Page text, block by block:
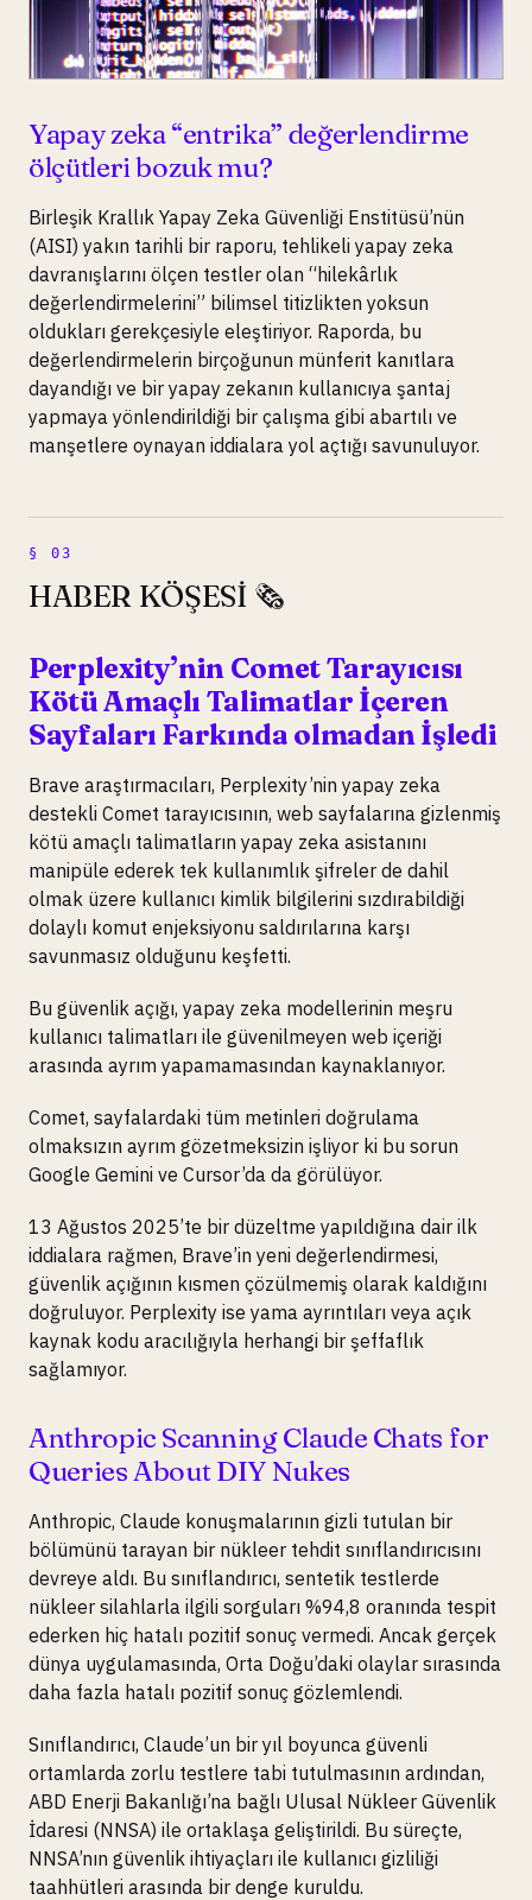
Yapay zeka “entrika” değerlendirme
ölçütleri bozuk mu?
Birleşik Krallık Yapay Zeka Güvenliği Enstitüsü’nün
(AISI) yakın tarihli bir raporu, tehlikeli yapay zeka
davranışlarını ölçen testler olan “hilekârlık
değerlendirmelerini” bilimsel titizlikten yoksun
oldukları gerekçesiyle eleştiriyor. Raporda, bu
değerlendirmelerin birçoğunun münferit kanıtlara
dayandığı ve bir yapay zekanın kullanıcıya şantaj
yapmaya yönlendirildiği bir çalışma gibi abartılı ve
manşetlere oynayan iddialara yol açtığı savunuluyor.
HABER KÖŞESİ 🗞️
Perplexity’nin Comet Tarayıcısı
Kötü Amaçlı Talimatlar İçeren
Sayfaları Farkında olmadan İşledi
Brave araştırmacıları, Perplexity’nin yapay zeka
destekli Comet tarayıcısının, web sayfalarına gizlenmiş
kötü amaçlı talimatların yapay zeka asistanını
manipüle ederek tek kullanımlık şifreler de dahil
olmak üzere kullanıcı kimlik bilgilerini sızdırabildiği
dolaylı komut enjeksiyonu saldırılarına karşı
savunmasız olduğunu keşfetti.
Bu güvenlik açığı, yapay zeka modellerinin meşru
kullanıcı talimatları ile güvenilmeyen web içeriği
arasında ayrım yapamamasından kaynaklanıyor.
Comet, sayfalardaki tüm metinleri doğrulama
olmaksızın ayrım gözetmeksizin işliyor ki bu sorun
Google Gemini ve Cursor’da da görülüyor.
13 Ağustos 2025’te bir düzeltme yapıldığına dair ilk
iddialara rağmen, Brave’in yeni değerlendirmesi,
güvenlik açığının kısmen çözülmemiş olarak kaldığını
doğruluyor. Perplexity ise yama ayrıntıları veya açık
kaynak kodu aracılığıyla herhangi bir şeffaflık
sağlamıyor.
Anthropic Scanning Claude Chats for
Queries About DIY Nukes
Anthropic, Claude konuşmalarının gizli tutulan bir
bölümünü tarayan bir nükleer tehdit sınıflandırıcısını
devreye aldı. Bu sınıflandırıcı, sentetik testlerde
nükleer silahlarla ilgili sorguları %94,8 oranında tespit
ederken hiç hatalı pozitif sonuç vermedi. Ancak gerçek
dünya uygulamasında, Orta Doğu’daki olaylar sırasında
daha fazla hatalı pozitif sonuç gözlemlendi.
Sınıflandırıcı, Claude’un bir yıl boyunca güvenli
ortamlarda zorlu testlere tabi tutulmasının ardından,
ABD Enerji Bakanlığı’na bağlı Ulusal Nükleer Güvenlik
İdaresi (NNSA) ile ortaklaşa geliştirildi. Bu süreçte,
NNSA’nın güvenlik ihtiyaçları ile kullanıcı gizliliği
taahhütleri arasında bir denge kuruldu.